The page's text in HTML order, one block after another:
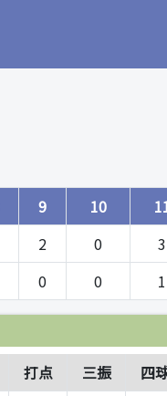
9 10
2 0 3
0 0 1
打点 三振 四